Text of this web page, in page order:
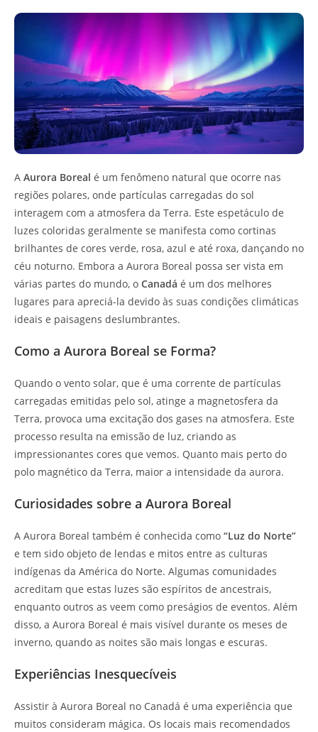
A Aurora Boreal é um fenômeno natural que ocorre nas
regiões polares, onde partículas carregadas do sol
interagem com a atmosfera da Terra. Este espetáculo de
luzes coloridas geralmente se manifesta como cortinas
brilhantes de cores verde, rosa, azul e até roxa, dançando no
céu noturno. Embora a Aurora Boreal possa ser vista em
várias partes do mundo, o Canadá é um dos melhores
lugares para apreciá-la devido às suas condições climáticas
ideais e paisagens deslumbrantes.
Como a Aurora Boreal se Forma?
Quando o vento solar, que é uma corrente de partículas
carregadas emitidas pelo sol, atinge a magnetosfera da
Terra, provoca uma excitação dos gases na atmosfera. Este
processo resulta na emissão de luz, criando as
impressionantes cores que vemos. Quanto mais perto do
polo magnético da Terra, maior a intensidade da aurora.
Curiosidades sobre a Aurora Boreal
A Aurora Boreal também é conhecida como “Luz do Norte”
e tem sido objeto de lendas e mitos entre as culturas
indígenas da América do Norte. Algumas comunidades
acreditam que estas luzes são espíritos de ancestrais,
enquanto outros as veem como preságios de eventos. Além
disso, a Aurora Boreal é mais visível durante os meses de
inverno, quando as noites são mais longas e escuras.
Experiências Inesquecíveis
Assistir à Aurora Boreal no Canadá é uma experiência que
muitos consideram mágica. Os locais mais recomendados